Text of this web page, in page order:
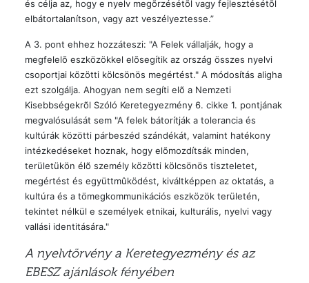
és célja az, hogy e nyelv megõrzésétõl vagy fejlesztésétõl
elbátortalanítson, vagy azt veszélyeztesse.”
A 3. pont ehhez hozzáteszi: "A Felek vállalják, hogy a
megfelelõ eszközökkel elõsegítik az ország összes nyelvi
csoportjai közötti kölcsönös megértést." A módosítás aligha
ezt szolgálja. Ahogyan nem segíti elõ a Nemzeti
Kisebbségekrõl Szóló Keretegyezmény 6. cikke 1. pontjának
megvalósulását sem "A felek bátorítják a tolerancia és
kultúrák közötti párbeszéd szándékát, valamint hatékony
intézkedéseket hoznak, hogy elõmozdítsák minden,
területükön élõ személy közötti kölcsönös tiszteletet,
megértést és együttmûködést, kiváltképpen az oktatás, a
kultúra és a tömegkommunikációs eszközök területén,
tekintet nélkül e személyek etnikai, kulturális, nyelvi vagy
vallási identitására."
A nyelvtörvény a Keretegyezmény és az
EBESZ ajánlások fényében